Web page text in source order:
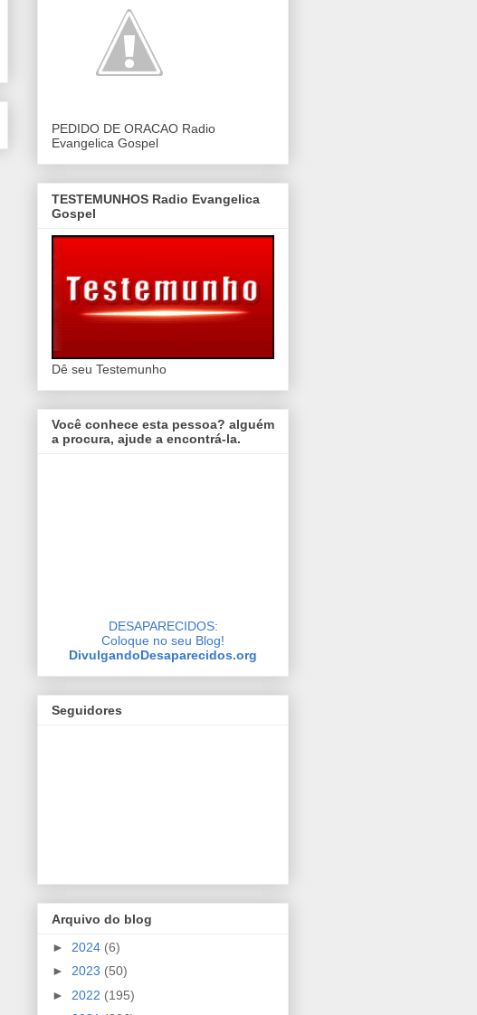
PEDIDO DE ORACAO Radio
Evangelica Gospel
TESTEMUNHOS Radio Evangelica
Gospel
Dê seu Testemunho
Você conhece esta pessoa? alguém
a procura, ajude a encontrá-la.
DESAPARECIDOS:
Coloque no seu Blog!
DivulgandoDesaparecidos.org
Seguidores
Arquivo do blog
► 2024 (6)
► 2023 (50)
► 2022 (195)